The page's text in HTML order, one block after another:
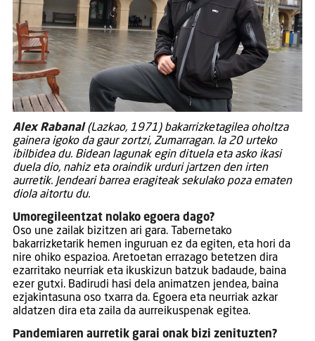
Alex Rabanal(Lazkao, 1971) bakarrizketagilea oholtza
gainera igoko da gaur zortzi, Zumarragan. Ia 20 urteko
ibilbidea du. Bidean lagunak egin dituela eta asko ikasi
duela dio, nahiz eta oraindik urduri jartzen den irten
aurretik. Jendeari barrea eragiteak sekulako poza ematen
diola aitortu du.
Umoregileentzat nolako egoera dago?
Oso une zailak bizitzen ari gara. Tabernetako
bakarrizketarik hemen inguruan ez da egiten, eta hori da
nire ohiko espazioa. Aretoetan errazago betetzen dira
ezarritako neurriak eta ikuskizun batzuk badaude, baina
ezer gutxi. Badirudi hasi dela animatzen jendea, baina
ezjakintasuna oso txarra da. Egoera eta neurriak azkar
aldatzen dira eta zaila da aurreikuspenak egitea.
Pandemiaren aurretik garai onak bizi zenituzten?